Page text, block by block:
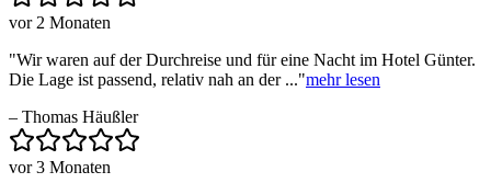
vor 2 Monaten
"Wir waren auf der Durchreise und für eine Nacht im Hotel Günter.
Die Lage ist passend, relativ nah an der ..."mehr lesen
– Thomas Häußler
vor 3 Monaten